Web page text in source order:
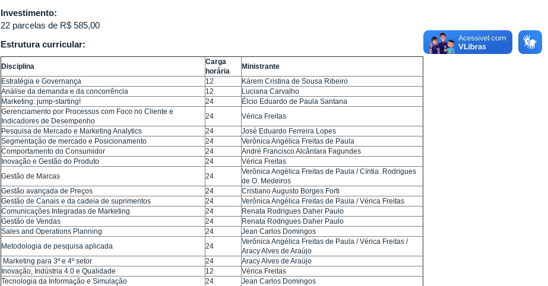
Investimento:
22 parcelas de R$ 585,00
Estrutura curricular:
Disciplina
Carga
horária
Ministrante
Estratégia e Governança
12
Kárem Cristina de Sousa Ribeiro
Análise da demanda e da concorrência
12
Luciana Carvalho
Marketing: jump-starting!
24
Élcio Eduardo de Paula Santana
Gerenciamento por Processos com Foco no Cliente e
Indicadores de Desempenho
24
Vérica Freitas
Pesquisa de Mercado e Marketing Analytics
24
José Eduardo Ferreira Lopes
Segmentação de mercado e Posicionamento
24
Verônica Angélica Freitas de Paula
Comportamento do Consumidor
24
André Francisco Alcântara Fagundes
Inovação e Gestão do Produto
24
Vérica Freitas
Gestão de Marcas
24
Verônica Angélica Freitas de Paula / Cíntia Rodrigues
de O. Medeiros
Gestão avançada de Preços
24
Cristiano Augusto Borges Forti
Gestão de Canais e da cadeia de suprimentos
24
Verônica Angélica Freitas de Paula / Vérica Freitas
Comunicações Integradas de Marketing
24
Renata Rodrigues Daher Paulo
Gestão de Vendas
24
Renata Rodrigues Daher Paulo
Sales and Operations Planning
24
Jean Carlos Domingos
Metodologia de pesquisa aplicada
24
Verônica Angélica Freitas de Paula / Vérica Freitas /
Aracy Alves de Araújo
Marketing para 3º e 4º setor
24
Aracy Alves de Araújo
Inovação, Indústria 4.0 e Qualidade
12
Vérica Freitas
Tecnologia da Informação e Simulação
24
Jean Carlos Domingos